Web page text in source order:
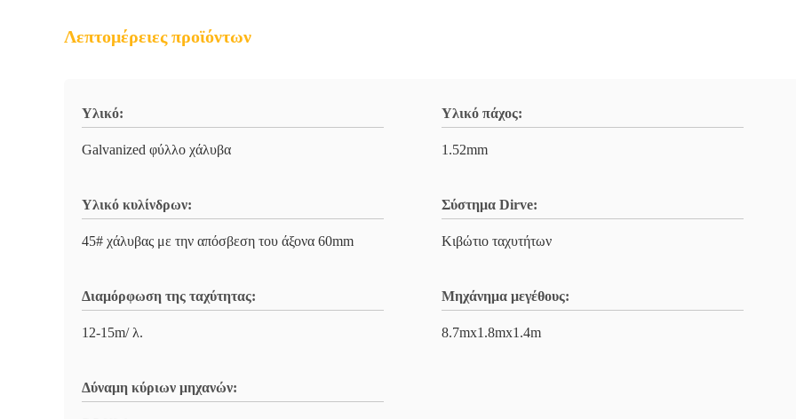
Λεπτομέρειες προϊόντων
Υλικό:
Galvanized φύλλο χάλυβα
Υλικό πάχος:
1.52mm
Υλικό κυλίνδρων:
45# χάλυβας με την απόσβεση του άξονα 60mm
Σύστημα Dirve:
Κιβώτιο ταχυτήτων
Διαμόρφωση της ταχύτητας:
12-15m/ λ.
Μηχάνημα μεγέθους:
8.7mx1.8mx1.4m
Δύναμη κύριων μηχανών: